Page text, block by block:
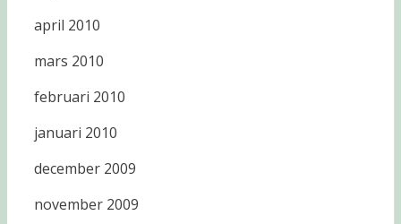
april 2010
mars 2010
februari 2010
januari 2010
december 2009
november 2009